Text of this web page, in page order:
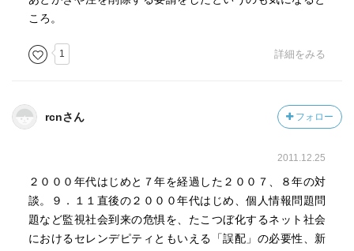
ころ。
1 詳細をみる
rcnさん フォロー
2011.12.25
２０００年代はじめと７年を経過した２００７、８年の対
談。９．１１直後の２０００年代はじめ、個人情報問題問
題など監視社会到来の危惧を、たこつぼ化するネット社会
におけるセレンデピティともいえる「誤配」の必要性、新